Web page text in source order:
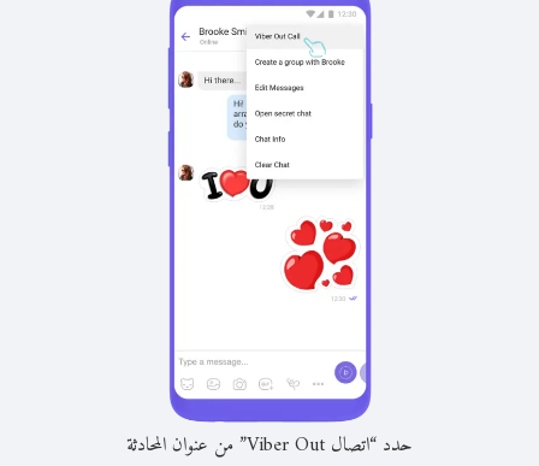
حدد “اتصال Viber Out” من عنوان المحادثة